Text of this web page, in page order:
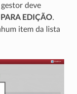
deve
EDIÇÃO.
item da lista